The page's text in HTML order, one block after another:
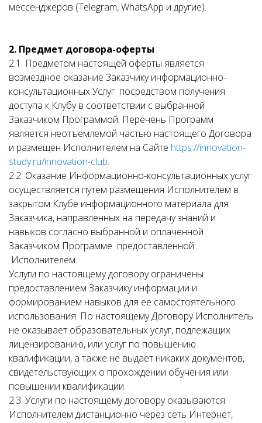
мессенджеров (Telegram, WhatsApp и другие).
2. Предмет договора-оферты
2.1. Предметом настоящей оферты является
возмездное оказание Заказчику информационно-
консультационных Услуг посредством получения
доступа к Клубу в соответствии с выбранной
Заказчиком Программой. Перечень Программ
является неотъемлемой частью настоящего Договора
и размещен Исполнителем на Сайте https://innovation-
study.ru/innovation-club.
2.2. Оказание Информационно-консультационных услуг
осуществляется путем размещения Исполнителем в
закрытом Клубе информационного материала для
Заказчика, направленных на передачу знаний и
навыков согласно выбранной и оплаченной
Заказчиком Программе предоставленной
Исполнителем.
Услуги по настоящему договору ограничены
предоставлением Заказчику информации и
формированием навыков для ее самостоятельного
использования. По настоящему Договору Исполнитель
не оказывает образовательных услуг, подлежащих
лицензированию, или услуг по повышению
квалификации, а также не выдает никаких документов,
свидетельствующих о прохождении обучения или
повышении квалификации.
2.3. Услуги по настоящему договору оказываются
Исполнителем дистанционно через сеть Интернет,